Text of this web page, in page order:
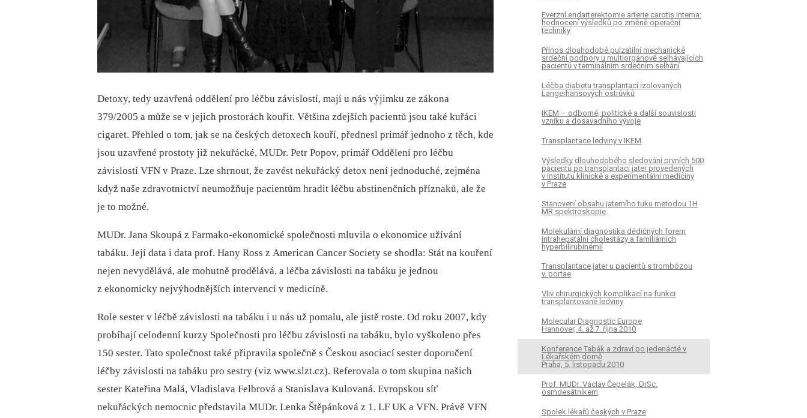
Detoxy, tedy uzavřená oddělení pro léčbu závislostí, mají u nás výjimku ze zákona
379/2005 a může se v jejich prostorách kouřit. Většina zdejších pacientů jsou také kuřáci
cigaret. Přehled o tom, jak se na českých detoxech kouří, přednesl primář jednoho z těch, kde
jsou uzavřené prostoty již nekuřácké, MUDr. Petr Popov, primář Oddělení pro léčbu
závislostí VFN v Praze. Lze shrnout, že zavést nekuřácký detox není jednoduché, zejména
když naše zdravotnictví neumožňuje pacientům hradit léčbu abstinenčních příznaků, ale že
je to možné.
MUDr. Jana Skoupá z Farmako-ekonomické společnosti mluvila o ekonomice užívání
tabáku. Její data i data prof. Hany Ross z American Cancer Society se shodla: Stát na kouření
nejen nevydělává, ale mohutně prodělává, a léčba závislosti na tabáku je jednou
z ekonomicky nejvýhodnějších intervencí v medicíně.
Role sester v léčbě závislosti na tabáku i u nás už pomalu, ale jistě roste. Od roku 2007, kdy
probíhají celodenní kurzy Společnosti pro léčbu závislosti na tabáku, bylo vyškoleno přes
150 sester. Tato společnost také připravila společně s Českou asociací sester doporučení
léčby závislosti na tabáku pro sestry (viz www.slzt.cz). Referovala o tom skupina našich
sester Kateřina Malá, Vladislava Felbrová a Stanislava Kulovaná. Evropskou síť
nekuřáckých nemocnic představila MUDr. Lenka Štěpánková z 1. LF UK a VFN. Právě VFN
Everzní endarterektomie arterie carotis interna:
hodnocení výsledků po změně operační
techniky
Přínos dlouhodobé pulzatilní mechanické
srdeční podpory u multiorgánově selhávajících
pacientů v terminálním srdečním selhání
Léčba diabetu transplantací izolovaných
Langerhansových ostrůvků
IKEM – odborné, politické a další souvislosti
vzniku a dosavadního vývoje
Transplantace ledviny v IKEM
Výsledky dlouhodobého sledování prvních 500
pacientů po transplantaci jater provedených
v Institutu klinické a experimentální medicíny
v Praze
Stanovení obsahu jaterního tuku metodou 1H
MR spektroskopie
Molekulární diagnostika dědičných forem
intrahepatální cholestázy a familiárních
hyperbilirubinémií
Transplantace jater u pacientů s trombózou
v. portae
Vliv chirurgických komplikací na funkci
transplantované ledviny
Molecular Diagnostic Europe
Hannover, 4. až 7. října 2010
Konference Tabák a zdraví po jedenácté v
Lékařském domě
Praha, 5. listopadu 2010
Prof. MUDr. Václav Čepelák, DrSc.
osmdesátníkem
Spolek lékařů českých v Praze